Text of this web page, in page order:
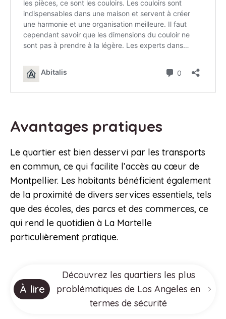
Avantages pratiques
Le quartier est bien desservi par les transports
en commun, ce qui facilite l’accès au cœur de
Montpellier. Les habitants bénéficient également
de la proximité de divers services essentiels, tels
que des écoles, des parcs et des commerces, ce
qui rend le quotidien à La Martelle
particulièrement pratique.
À lire
Découvrez les quartiers les plus
problématiques de Los Angeles en
termes de sécurité